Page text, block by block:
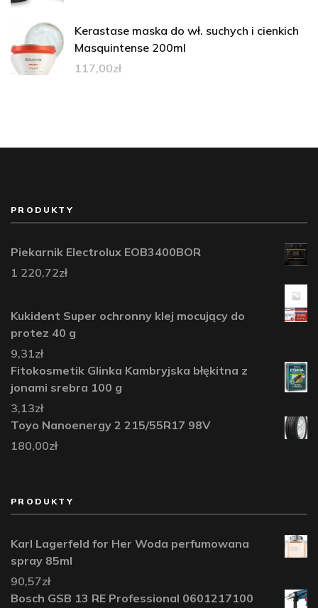
Kerastase maska do wł. suchych i cienkich
Masquintense 200ml
117,00zł
PRODUKTY
Piekarnik Electrolux EOB3400BOR
1 220,72zł
Kukident Super ochronny klej mocujący do
protez 40 g
9,31zł
Fitokosmetik Glinka Kambryjska błękitna z
jonami srebra 100 g
3,13zł
Toyo Nanoenergy 2 215/55R17 98V
180,00zł
PRODUKTY
Karl Lagerfeld for Her Woda perfumowana
spray 85ml
90,57zł
Bosch GSB 13 RE Professional 0601217100